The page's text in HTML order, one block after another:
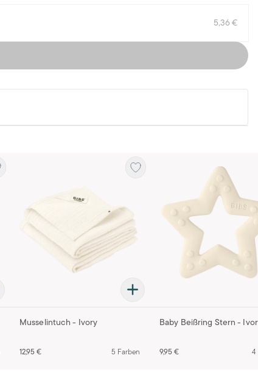
5,36 €
Musselintuch - Ivory
12,95 € 5 Farben
Baby Beißring Stern -
9,95 € 4